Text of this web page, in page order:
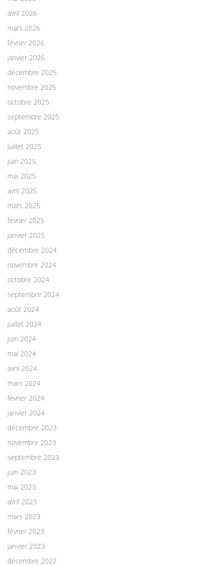
avril 2026
mars 2026
février 2026
janvier 2026
décembre 2025
novembre 2025
octobre 2025
septembre 2025
août 2025
juillet 2025
juin 2025
mai 2025
avril 2025
mars 2025
février 2025
janvier 2025
décembre 2024
novembre 2024
octobre 2024
septembre 2024
août 2024
juillet 2024
juin 2024
mai 2024
avril 2024
mars 2024
février 2024
janvier 2024
décembre 2023
novembre 2023
septembre 2023
juin 2023
mai 2023
avril 2023
mars 2023
février 2023
janvier 2023
décembre 2022